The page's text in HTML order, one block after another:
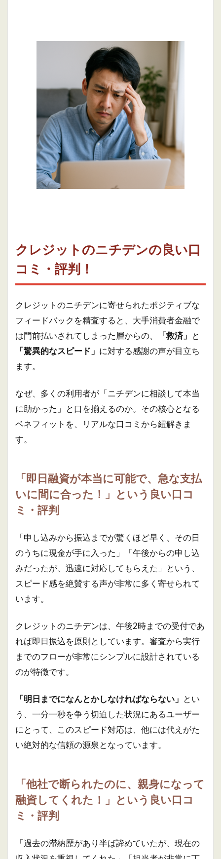
クレジットのニチデンの良い口
コミ・評判！
クレジットのニチデンに寄せられたポジティブな
フィードバックを精査すると、大手消費者金融で
は門前払いされてしまった層からの、
「救済」 と
「驚異的なスピード」 に対する感謝の声が目立ち
ます。
なぜ、多くの利用者が「ニチデンに相談して本当
に助かった」と口を揃えるのか。その核心となる
ベネフィットを、リアルな口コミから紐解きま
す。
「即日融資が本当に可能で、急な支払
いに間に合った！」という良い口コ
ミ・評判
「申し込みから振込までが驚くほど早く、その日
のうちに現金が手に入った」「午後からの申し込
みだったが、迅速に対応してもらえた」という、
スピード感を絶賛する声が非常に多く寄せられて
います。
クレジットのニチデンは、午後2時までの受付であ
れば即日振込を原則としています。審査から実行
までのフローが非常にシンプルに設計されている
のが特徴です。
「明日までになんとかしなければならない」 とい
う、一分一秒を争う切迫した状況にあるユーザー
にとって、このスピード対応は、他には代えがた
い絶対的な信頼の源泉となっています。
「他社で断られたのに、親身になって
融資してくれた！」という良い口コ
ミ・評判
「過去の滞納歴があり半ば諦めていたが、現在の